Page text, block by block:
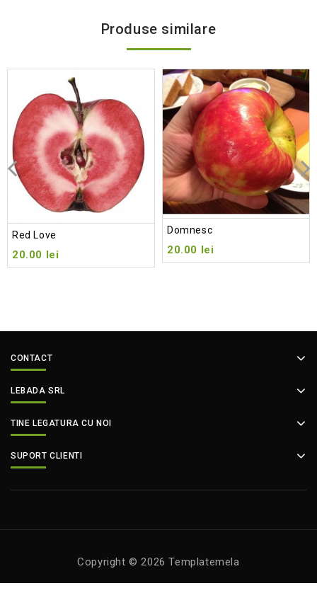
Produse similare
Red Love
20.00 lei
Domnesc
20.00 lei
CONTACT
LEBADA SRL
TINE LEGATURA CU NOI
SUPORT CLIENTI
Copyright © 2026 Templatemela